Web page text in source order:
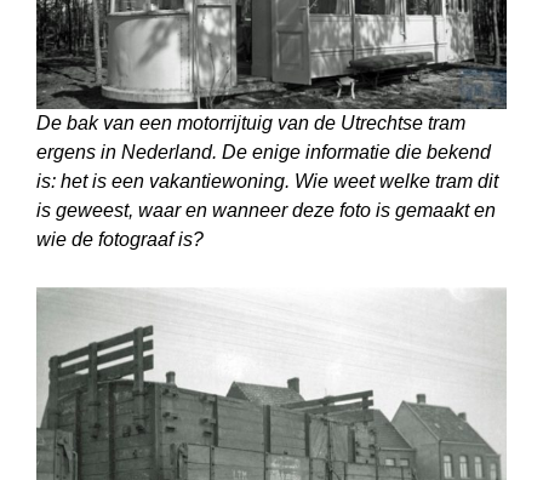
De bak van een motorrijtuig van de Utrechtse tram
ergens in Nederland. De enige informatie die bekend
is: het is een vakantiewoning. Wie weet welke tram dit
is geweest, waar en wanneer deze foto is gemaakt en
wie de fotograaf is?